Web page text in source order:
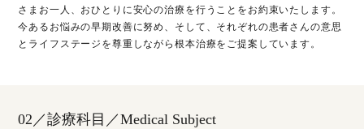
さまお一人、おひとりに安心の治療を行うことをお約束いたします。
今あるお悩みの早期改善に努め、そして、それぞれの患者さんの意思
とライフステージを尊重しながら根本治療をご提案しています。
02／診療科目／Medical Subject